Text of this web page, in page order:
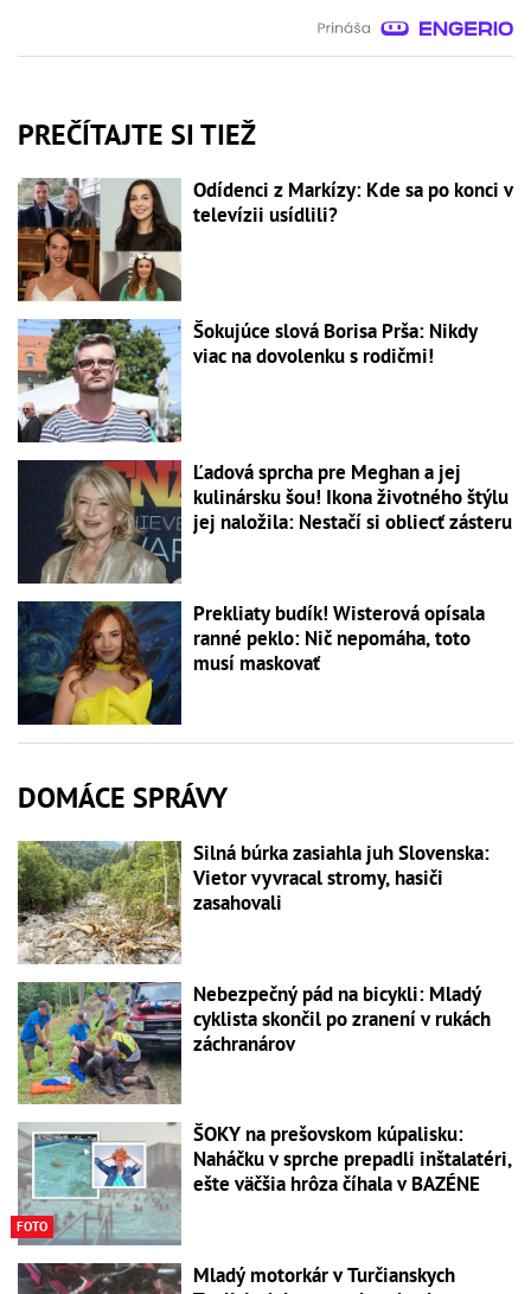
PREČÍTAJTE SI TIEŽ
Odídenci z Markízy: Kde sa po konci v
televízii usídlili?
Šokujúce slová Borisa Prša: Nikdy
viac na dovolenku s rodičmi!
Ľadová sprcha pre Meghan a jej
kulinársku šou! Ikona životného štýlu
jej naložila: Nestačí si obliecť zásteru
Prekliaty budík! Wisterová opísala
ranné peklo: Nič nepomáha, toto
musí maskovať
DOMÁCE SPRÁVY
Silná búrka zasiahla juh Slovenska:
Vietor vyvracal stromy, hasiči
zasahovali
Nebezpečný pád na bicykli: Mladý
cyklista skončil po zranení v rukách
záchranárov
FOTO
ŠOKY na prešovskom kúpalisku:
Naháčku v sprche prepadli inštalatéri,
ešte väčšia hrôza číhala v BAZÉNE
Mladý motorkár v Turčianskych